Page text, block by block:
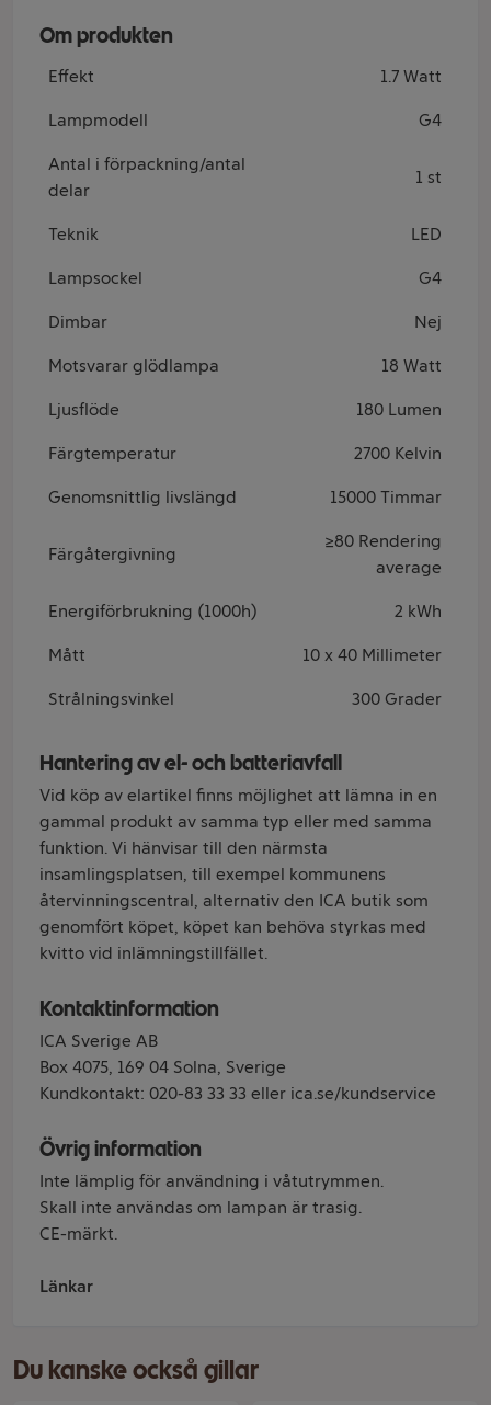
Om produkten
Effekt 1.7 Watt
Lampmodell G4
Antal i förpackning/antal
delar
1 st
Teknik LED
Lampsockel G4
Dimbar Nej
Motsvarar glödlampa 18 Watt
Ljusflöde 180 Lumen
Färgtemperatur 2700 Kelvin
Genomsnittlig livslängd 15000 Timmar
Färgåtergivning
≥80 Rendering
average
Energiförbrukning (1000h) 2 kWh
Mått 10 x 40 Millimeter
Strålningsvinkel 300 Grader
Hantering av el- och batteriavfall
Vid köp av elartikel finns möjlighet att lämna in en
gammal produkt av samma typ eller med samma
funktion. Vi hänvisar till den närmsta
insamlingsplatsen, till exempel kommunens
återvinningscentral, alternativ den ICA butik som
genomfört köpet, köpet kan behöva styrkas med
kvitto vid inlämningstillfället.
Kontaktinformation
ICA Sverige AB
Box 4075, 169 04 Solna, Sverige
Kundkontakt: 020-83 33 33 eller ica.se/kundservice
Övrig information
Inte lämplig för användning i våtutrymmen.
Skall inte användas om lampan är trasig.
CE-märkt.
Länkar
Du kanske också gillar